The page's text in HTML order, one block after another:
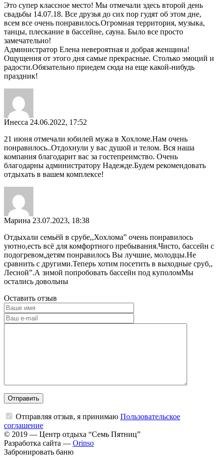
Это супер классное место! Мы отмечали здесь второй день
свадьбы 14.07.18. Все друзья до сих пор гудят об этом дне,
всем все очень понравилось.Огромная территория, музыка,
танцы, плескание в бассейне, сауна. Было все просто
замечательно!
Администратор Елена невероятная и добрая женщина!
Ощущения от этого дня самые прекрасные. Столько эмоций и
радости.Обязательно приедем сюда на еще какой-нибудь
праздник!
Инесса 24.06.2022, 17:52
21 июня отмечали юбилей мужа в Хохломе.Нам очень
понравилось..Отдохнули у вас душой и телом. Вся наша
компания благодарит вас за гостепреимство. Очень
благодарны администратору Надежде.Будем рекомендовать
отдыхать в вашем комплексе!
Марина 23.07.2023, 18:38
Отдыхали семьёй в срубе,,Хохлома” очень понравилось
уютно,есть всё для комфортного пребывания.Чисто, бассейн с
подогревом,детям понравилось Вы лучшие, молодцы.Не
сравнить с другими.Теперь хотим посетить в выходные сруб,,
Лесной”.А зимой попробовать бассейн под куполомМы
остались довольны
Оставить отзыв
Отправляя отзыв, я принимаю Пользовательское
соглашение
© 2019 — Центр отдыха “Семь Пятниц”
Разработка сайта — Orinso
Забронировать баню